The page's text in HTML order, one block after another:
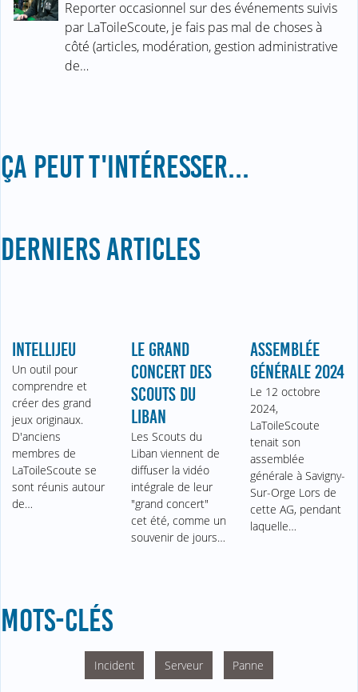
Reporter occasionnel sur des événements suivis
par LaToileScoute, je fais pas mal de choses à
côté (articles, modération, gestion administrative
de…
ÇA PEUT T'INTÉRESSER...
DERNIERS ARTICLES
INTELLIJEU
Un outil pour
comprendre et
créer des grand
jeux originaux.
D'anciens
membres de
LaToileScoute se
sont réunis autour
de…
LE GRAND
CONCERT DES
SCOUTS DU
LIBAN
Les Scouts du
Liban viennent de
diffuser la vidéo
intégrale de leur
"grand concert"
cet été, comme un
souvenir de jours…
ASSEMBLÉE
GÉNÉRALE 2024
Le 12 octobre
2024,
LaToileScoute
tenait son
assemblée
générale à Savigny-
Sur-Orge Lors de
cette AG, pendant
laquelle…
MOTS-CLÉS
Incident Serveur Panne